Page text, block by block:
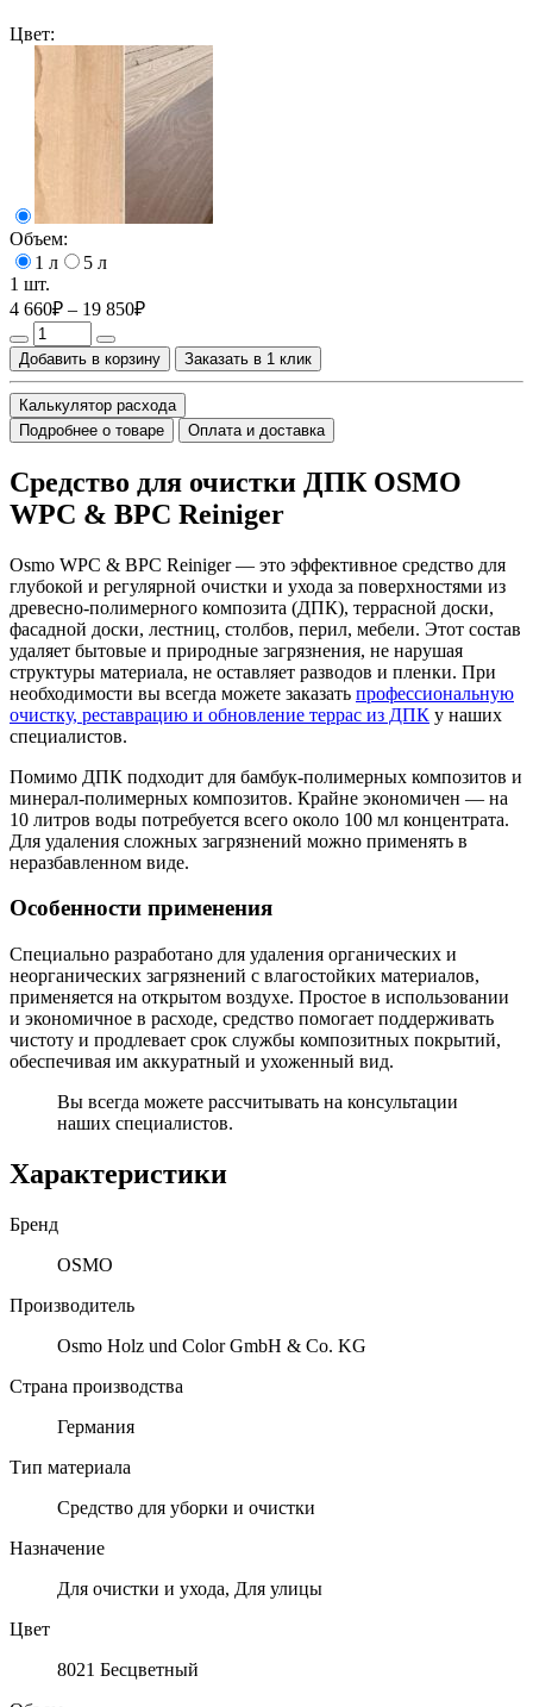
Цвет:
Объем:
1 л
5 л
1 шт.
4 660₽ – 19 850₽
Добавить в корзину Заказать в 1 клик
Калькулятор расхода
Подробнее о товаре
Оплата и доставка
Средство для очистки ДПК OSMO
WPC & BPC Reiniger
Osmo WPC & BPC Reiniger — это эффективное средство для
глубокой и регулярной очистки и ухода за поверхностями из
древесно-полимерного композита (ДПК), террасной доски,
фасадной доски, лестниц, столбов, перил, мебели. Этот состав
удаляет бытовые и природные загрязнения, не нарушая
структуры материала, не оставляет разводов и пленки. При
необходимости вы всегда можете заказать профессиональную
очистку, реставрацию и обновление террас из ДПК у наших
специалистов.
Помимо ДПК подходит для бамбук-полимерных композитов и
минерал-полимерных композитов. Крайне экономичен — на
10 литров воды потребуется всего около 100 мл концентрата.
Для удаления сложных загрязнений можно применять в
неразбавленном виде.
Особенности применения
Специально разработано для удаления органических и
неорганических загрязнений с влагостойких материалов,
применяется на открытом воздухе. Простое в использовании
и экономичное в расходе, средство помогает поддерживать
чистоту и продлевает срок службы композитных покрытий,
обеспечивая им аккуратный и ухоженный вид.
Вы всегда можете рассчитывать на консультации
наших специалистов.
Характеристики
Бренд
OSMO
Производитель
Osmo Holz und Color GmbH & Co. KG
Страна производства
Германия
Тип материала
Средство для уборки и очистки
Назначение
Для очистки и ухода, Для улицы
Цвет
8021 Бесцветный